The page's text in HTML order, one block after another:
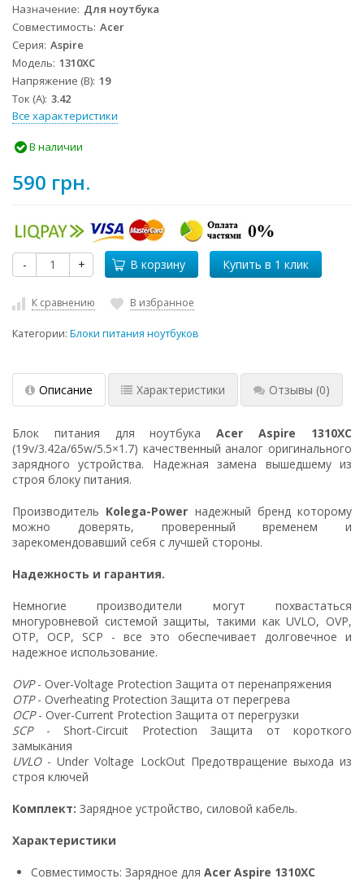
Назначение Для ноутбука
Совместимость Acer
Серия Aspire
Модель 1310XC
Напряжение (В) 19
Ток (А) 3.42
Все характеристики
В наличии
590 грн.
- + В корзину
К сравнению В избранное
Категории: Блоки питания ноутбуков
Описание Характеристики Отзывы (0)
Блок питания для ноутбукаAcer Aspire 1310XC
(19v/3.42a/65w/5.5×1.7) качественный аналог оригинального
зарядного устройства. Надежная замена вышедшему из
строя блоку питания.
Производитель Kolega-Power надежный бренд которому
можно доверять, проверенный временем и
зарекомендовавший себя с лучшей стороны.
Надежность и гарантия.
Немногие производители могут похвастаться
многуровневой системой защиты, такими как UVLO, OVP,
OTP, OCP, SCP - все это обеспечивает долговечное и
надежное использование.
OVP- Over-Voltage Protection Защита от перенапряжения
OTP- Overheating Protection Защита от перегрева
OCP- Over-Current Protection Защита от перегрузки
SCP- Short-Circuit Protection Защита от короткого
замыкания
UVLO- Under Voltage LockOut Предотвращение выхода из
строя ключей
Комплект: Зарядное устройство, силовой кабель.
Характеристики
Совместимость: Зарядное для Acer Aspire 1310XC